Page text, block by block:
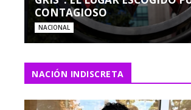
CONTAGIOSO
NACIONAL
NACIÓN INDISCRETA